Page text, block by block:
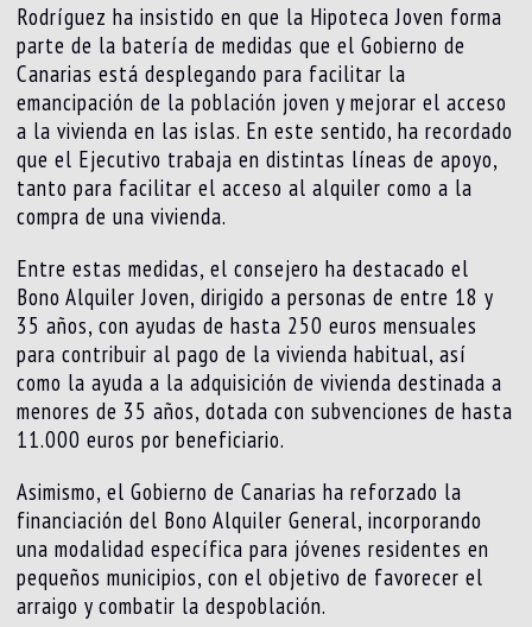
Rodríguez ha insistido en que la Hipoteca Joven forma
parte de la batería de medidas que el Gobierno de
Canarias está desplegando para facilitar la
emancipación de la población joven y mejorar el acceso
a la vivienda en las islas. En este sentido, ha recordado
que el Ejecutivo trabaja en distintas líneas de apoyo,
tanto para facilitar el acceso al alquiler como a la
compra de una vivienda.
Entre estas medidas, el consejero ha destacado el
Bono Alquiler Joven, dirigido a personas de entre 18 y
35 años, con ayudas de hasta 250 euros mensuales
para contribuir al pago de la vivienda habitual, así
como la ayuda a la adquisición de vivienda destinada a
menores de 35 años, dotada con subvenciones de hasta
11.000 euros por beneficiario.
Asimismo, el Gobierno de Canarias ha reforzado la
financiación del Bono Alquiler General, incorporando
una modalidad específica para jóvenes residentes en
pequeños municipios, con el objetivo de favorecer el
arraigo y combatir la despoblación.